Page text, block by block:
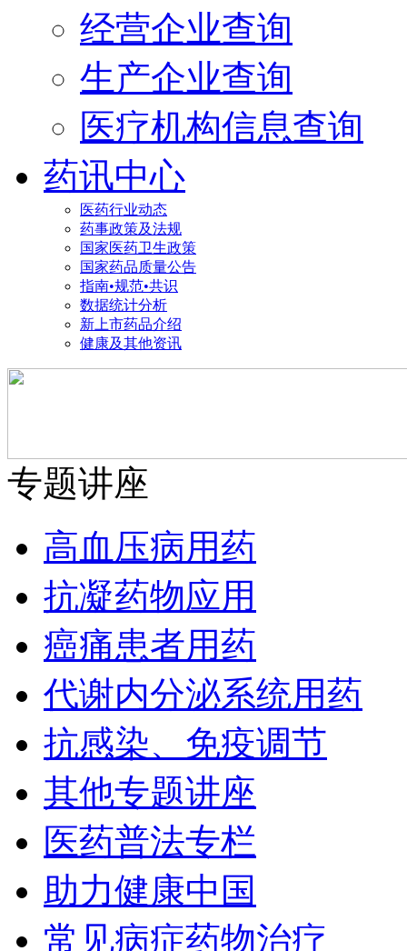
经营企业查询
生产企业查询
医疗机构信息查询
药讯中心
医药行业动态
药事政策及法规
国家医药卫生政策
国家药品质量公告
指南•规范•共识
数据统计分析
新上市药品介绍
健康及其他资讯
专题讲座
高血压病用药
抗凝药物应用
癌痛患者用药
代谢内分泌系统用药
抗感染、免疫调节
其他专题讲座
医药普法专栏
助力健康中国
常见病症药物治疗